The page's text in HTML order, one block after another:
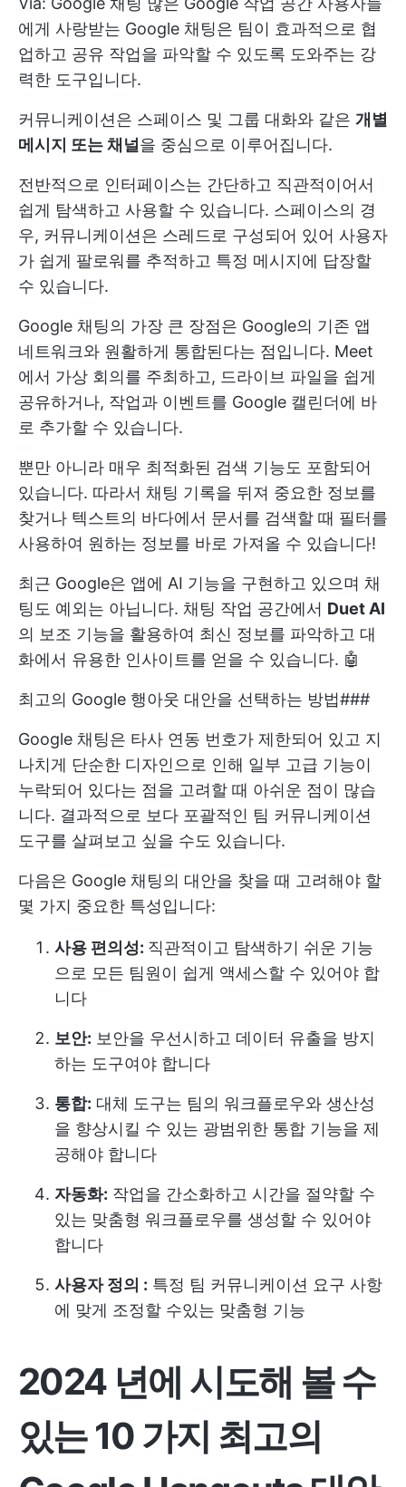
에게 사랑받는 Google 채팅은 팀이 효과적으로 협
업하고 공유 작업을 파악할 수 있도록 도와주는 강
력한 도구입니다.
커뮤니케이션은 스페이스 및 그룹 대화와 같은 개별
메시지 또는 채널 을 중심으로 이루어집니다.
전반적으로 인터페이스는 간단하고 직관적이어서
쉽게 탐색하고 사용할 수 있습니다. 스페이스의 경
우, 커뮤니케이션은 스레드로 구성되어 있어 사용자
가 쉽게 팔로워를 추적하고 특정 메시지에 답장할
수 있습니다.
Google 채팅의 가장 큰 장점은 Google의 기존 앱
네트워크와 원활하게 통합된다는 점입니다. Meet
에서 가상 회의를 주최하고, 드라이브 파일을 쉽게
공유하거나, 작업과 이벤트를 Google 캘린더에 바
로 추가할 수 있습니다.
뿐만 아니라 매우 최적화된 검색 기능도 포함되어
있습니다. 따라서 채팅 기록을 뒤져 중요한 정보를
찾거나 텍스트의 바다에서 문서를 검색할 때 필터를
사용하여 원하는 정보를 바로 가져올 수 있습니다!
최근 Google은 앱에 AI 기능을 구현하고 있으며 채
팅도 예외는 아닙니다. 채팅 작업 공간에서 Duet AI
의 보조 기능을 활용하여 최신 정보를 파악하고 대
화에서 유용한 인사이트를 얻을 수 있습니다. 🤖
최고의 Google 행아웃 대안을 선택하는 방법###
Google 채팅은 타사 연동 번호가 제한되어 있고 지
나치게 단순한 디자인으로 인해 일부 고급 기능이
누락되어 있다는 점을 고려할 때 아쉬운 점이 많습
니다. 결과적으로 보다 포괄적인 팀 커뮤니케이션
도구를 살펴보고 싶을 수도 있습니다.
다음은 Google 채팅의 대안을 찾을 때 고려해야 할
몇 가지 중요한 특성입니다:
사용 편의성: 직관적이고 탐색하기 쉬운 기능
으로 모든 팀원이 쉽게 액세스할 수 있어야 합
니다
보안: 보안을 우선시하고 데이터 유출을 방지
하는 도구여야 합니다
통합: 대체 도구는 팀의 워크플로우와 생산성
을 향상시킬 수 있는 광범위한 통합 기능을 제
공해야 합니다
자동화: 작업을 간소화하고 시간을 절약할 수
있는 맞춤형 워크플로우를 생성할 수 있어야
합니다
사용자 정의 : 특정 팀 커뮤니케이션 요구 사항
에 맞게 조정할 수있는 맞춤형 기능
2024 년에 시도해 볼 수
있는 10 가지 최고의